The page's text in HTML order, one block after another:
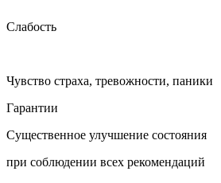
Слабость
Чувство страха, тревожности, паники
Гарантии
Существенное улучшение состояния
при соблюдении всех рекомендаций